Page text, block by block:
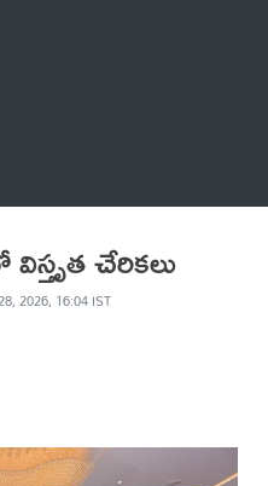
చేరికలు
2026, 16:04 IST